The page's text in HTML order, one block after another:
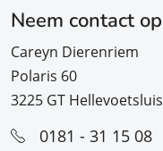
Neem contact op
Careyn Dierenriem
Polaris 60
3225 GT Hellevoetsluis
0181 - 31 15 08